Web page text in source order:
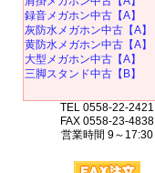
録音メガホン中古【A】
灰防水メガホン中古【A】
黄防水メガホン中古【A】
大型メガホン中古【A】
三脚スタンド中古【B】
TEL 0558-22-2421
FAX 0558-23-4838
営業時間 9～17:30